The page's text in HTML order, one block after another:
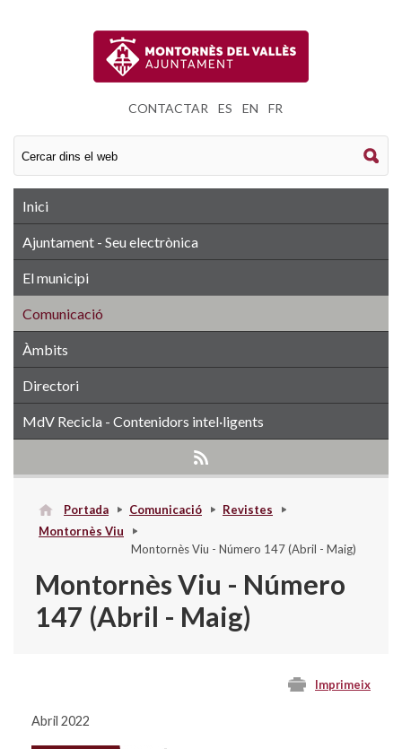
CONTACTAR ES EN FR
Inici
Ajuntament - Seu electrònica
El municipi
Comunicació
Àmbits
Directori
MdV Recicla - Contenidors intel·ligents
Portada Comunicació
Revistes
Montornès Viu
Montornès Viu - Número 147 (Abril - Maig)
Montornès Viu - Número
147 (Abril - Maig)
Imprimeix
Abril 2022